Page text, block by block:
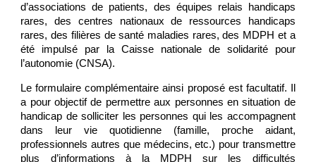
d’associations de patients, des équipes relais handicaps
rares, des centres nationaux de ressources handicaps
rares, des filières de santé maladies rares, des MDPH et a
été impulsé par la Caisse nationale de solidarité pour
l’autonomie (CNSA).
Le formulaire complémentaire ainsi proposé est facultatif. Il
a pour objectif de permettre aux personnes en situation de
handicap de solliciter les personnes qui les accompagnent
dans leur vie quotidienne (famille, proche aidant,
professionnels autres que médecins, etc.) pour transmettre
plus d’informations à la MDPH sur les difficultés